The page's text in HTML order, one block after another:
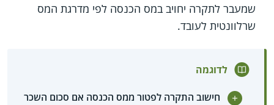
שמעבר לתקרה יחויב במס הכנסה לפי מדרגת המס
שרלוונטית לעובד.
לדוגמה
חישוב התקרה לפטור ממס הכנסה אם סכום השכר